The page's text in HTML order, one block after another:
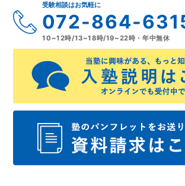
受験相談はお気軽に
072-864-
10~12時/13~18時/19~22時・年中無休